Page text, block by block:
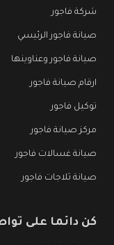
شركة فاجور
صيانة فاجور الرئيسي
صيانة فاجور وعناوينها
ارقام صيانة فاجور
توكيل فاجور
مركز صيانة فاجور
صيانة غسالات فاجور
صيانة ثلاجات فاجور
كن دائما على